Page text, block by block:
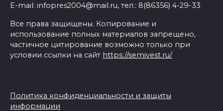
E-mail: infopres2004@mail.ru, тел.: 8(86356) 4-29-33
Все права защищены. Копирование и
использование полных материалов запрещено,
частичное цитирование возможно только при
условии ссылки на сайт https://semivest.ru/
Политика конфиденциальности и защиты
информации